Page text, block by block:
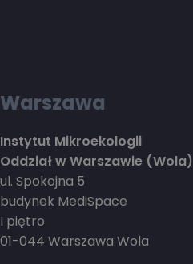
Warszawa
Instytut Mikroekologii
Oddział w Warszawie (Wola)
ul. Spokojna 5
budynek MediSpace
I piętro
01-044 Warszawa Wola